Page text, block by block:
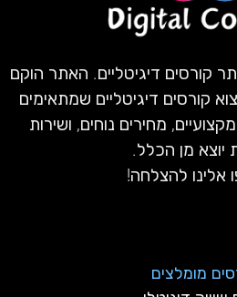
קורסים דיגיטליים. האתר הוקם
קורסים דיגיטליים שמתאימים
מחירים נוחים, ושירות
יוצא מן הכלל.
אלינו להצלחה!
מומלצים